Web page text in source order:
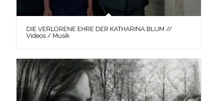
DIE VERLORENE EHRE DER KATHARINA BLUM //
Videos / Musik